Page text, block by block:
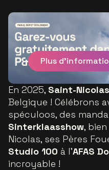
Plus
En 2025, Saint-Nicolas
Belgique ! Célébrons
spéculoos, des
Sinterklaasshow,
Nicolas, ses Pères
Studio 100 à l'AFAS
incroyable !